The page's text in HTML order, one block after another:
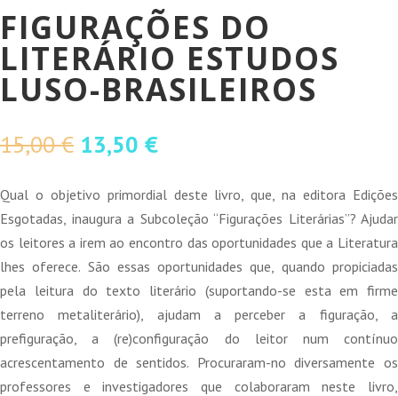
FIGURAÇÕES DO
LITERÁRIO ESTUDOS
LUSO-BRASILEIROS
15,00€ O
original
era:
15,00 €.
13,50 €O
atual
é:
13,50 €.
Qual o objetivo primordial deste livro, que, na editora Edições
Esgotadas, inaugura a Subcoleção “Figurações Literárias”? Ajudar
os leitores a irem ao encontro das oportunidades que a Literatura
lhes oferece. São essas oportunidades que, quando propiciadas
pela leitura do texto literário (suportando-se esta em firme
terreno metaliterário), ajudam a perceber a figuração, a
prefiguração, a (re)configuração do leitor num contínuo
acrescentamento de sentidos. Procuraram-no diversamente os
professores e investigadores que colaboraram neste livro,